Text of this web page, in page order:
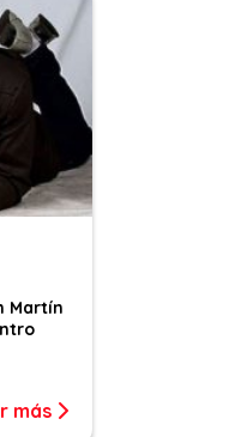
Martín
más